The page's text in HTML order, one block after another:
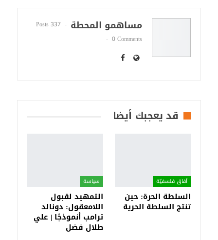
مساهمو المحطة
337 Posts
0 Comments
قد يعجبك أيضا
آفاق فلسفيّة‎
السلطة الحرة: حين
تنتج السلطة الحرية
سياسة
التمهيد لقبول
اللامعقول: دونالد
ترامب أنموذجًا | علي
طلال فضل